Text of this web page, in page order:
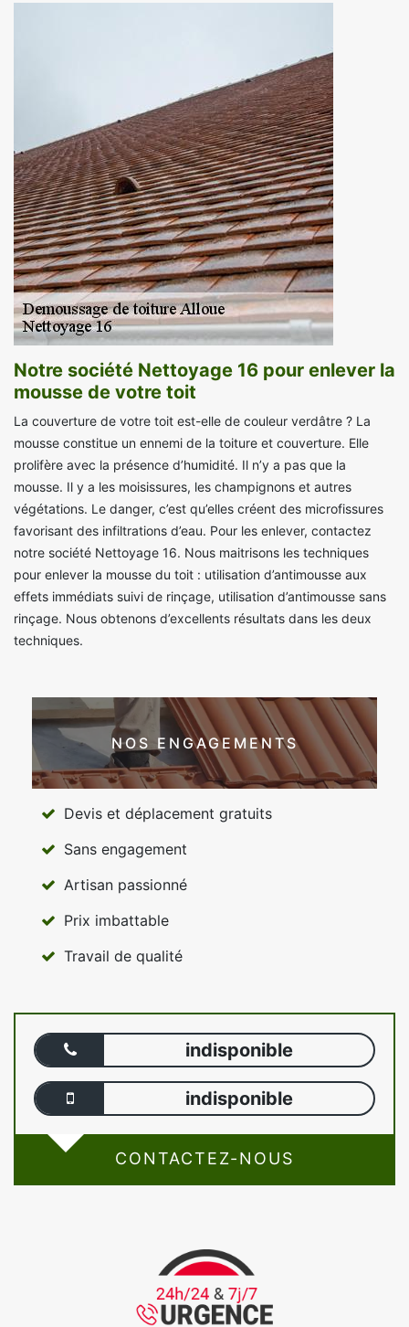
Notre société Nettoyage 16 pour enlever la
mousse de votre toit
La couverture de votre toit est-elle de couleur verdâtre ? La
mousse constitue un ennemi de la toiture et couverture. Elle
prolifère avec la présence d’humidité. Il n’y a pas que la
mousse. Il y a les moisissures, les champignons et autres
végétations. Le danger, c’est qu’elles créent des microfissures
favorisant des infiltrations d’eau. Pour les enlever, contactez
notre société Nettoyage 16. Nous maitrisons les techniques
pour enlever la mousse du toit : utilisation d’antimousse aux
effets immédiats suivi de rinçage, utilisation d’antimousse sans
rinçage. Nous obtenons d’excellents résultats dans les deux
techniques.
NOS ENGAGEMENTS
Devis et déplacement gratuits
Sans engagement
Artisan passionné
Prix imbattable
Travail de qualité
indisponible
indisponible
CONTACTEZ-NOUS